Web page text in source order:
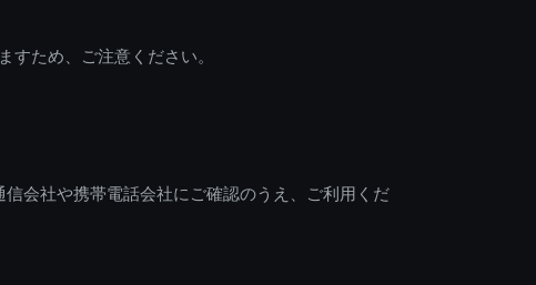
すため、ご注意ください。
会社や携帯電話会社にご確認のうえ、ご利用くだ